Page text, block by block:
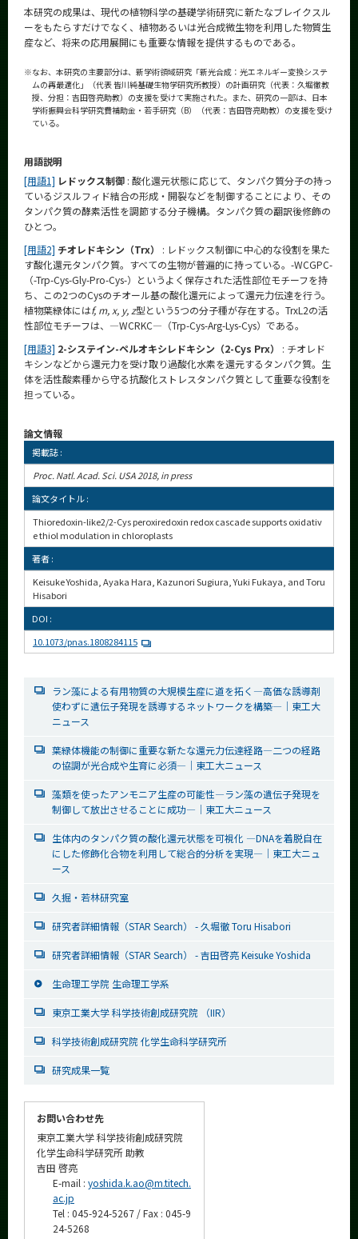
本研究の成果は、現代の植物科学の基礎学術研究に新たなブレイクスル
ーをもたらすだけでなく、植物あるいは光合成微生物を利用した物質生
産など、将来の応用展開にも重要な情報を提供するものである。
※なお、本研究の主要部分は、新学術領域研究「新光合成：光エネルギー変換システ
ムの再最適化」（代表 皆川純基礎生物学研究所教授）の計画研究（代表：久堀徹教
授、分担：吉田啓亮助教）の支援を受けて実施された。また、研究の一部は、日本
学術振興会科学研究費補助金・若手研究（B）（代表：吉田啓亮助教）の支援を受け
ている。
用語説明
[用語1] レドックス制御 : 酸化還元状態に応じて、タンパク質分子の持っ
ているジスルフィド結合の形成・開裂などを制御することにより、その
タンパク質の酵素活性を調節する分子機構。タンパク質の翻訳後修飾の
ひとつ。
[用語2] チオレドキシン（Trx）
: レドックス制御に中心的な役割を果た
す酸化還元タンパク質。すべての生物が普遍的に持っている。-WCGPC-
（-Trp-Cys-Gly-Pro-Cys-）というよく保存された活性部位モチーフを持
ち、この2つのCysのチオール基の酸化還元によって還元力伝達を行う。
植物葉緑体にはf, m, x, y, z型という5つの分子種が存在する。TrxL2の活
性部位モチーフは、―WCRKC―（Trp-Cys-Arg-Lys-Cys）である。
[用語3] 2-システイン-ペルオキシレドキシン（2-Cys Prx）
: チオレド
キシンなどから還元力を受け取り過酸化水素を還元するタンパク質。生
体を活性酸素種から守る抗酸化ストレスタンパク質として重要な役割を
担っている。
論文情報
掲載誌 :
Proc. Natl. Acad. Sci. USA 2018, in press
論文タイトル :
Thioredoxin-like2/2-Cys peroxiredoxin redox cascade supports oxidativ
e thiol modulation in chloroplasts
著者 :
Keisuke Yoshida, Ayaka Hara, Kazunori Sugiura, Yuki Fukaya, and Toru
Hisabori
DOI :
10.1073/pnas.1808284115
ラン藻による有用物質の大規模生産に道を拓く―高価な誘導剤
使わずに遺伝子発現を誘導するネットワークを構築―│東工大
ニュース
葉緑体機能の制御に重要な新たな還元力伝達経路―二つの経路
の協調が光合成や生育に必須―│東工大ニュース
藻類を使ったアンモニア生産の可能性―ラン藻の遺伝子発現を
制御して放出させることに成功―│東工大ニュース
生体内のタンパク質の酸化還元状態を可視化 ―DNAを着脱自在
にした修飾化合物を利用して総合的分析を実現―│東工大ニュ
ース
久掘・若林研究室
研究者詳細情報（STAR Search） - 久堀徹 Toru Hisabori
研究者詳細情報（STAR Search） - 吉田啓亮 Keisuke Yoshida
生命理工学院 生命理工学系
東京工業大学 科学技術創成研究院 （IIR）
科学技術創成研究院 化学生命科学研究所
研究成果一覧
お問い合わせ先
東京工業大学 科学技術創成研究院
化学生命科学研究所 助教
吉田 啓亮
E-mail : yoshida.k.ao@m.titech.
ac.jp
Tel : 045-924-5267 / Fax : 045-9
24-5268